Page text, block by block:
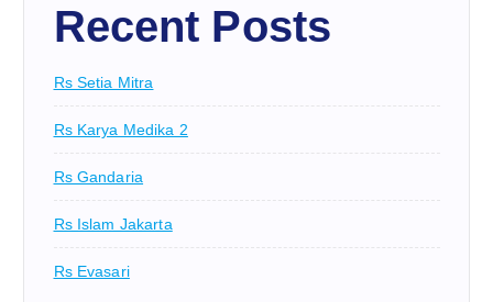
Recent Posts
Rs Setia Mitra
Rs Karya Medika 2
Rs Gandaria
Rs Islam Jakarta
Rs Evasari